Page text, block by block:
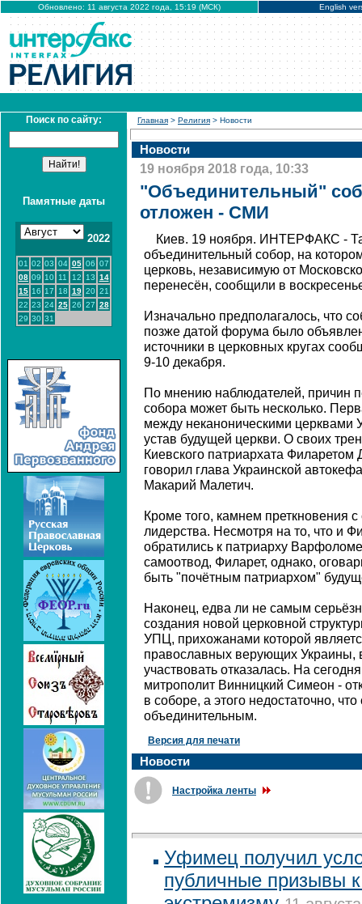
Обновлено: 11 августа 2022 года, 15:19 (МСК) English
Поиск по сайту:
Памятные даты
2022
01 02 03 04 05 06 07
08 09 10 11 12 13 14
15 16 17 18 19 20 21
22 23 24 25 26 27 28
29 30 31
Главная > Религия > Новости
Новости
19 ноября 2018 года, 10:33
"Объединительный"
отложен - СМИ
Киев. 19 ноября. ИНТЕРФАКС -
объединительный собор, на
церковь, независимую от
перенесён, сообщили в
Изначально предполагалось, что
позже датой форума было
источники в церковных кругах
9-10 декабря.
По мнению наблюдателей, причин
собора может быть несколько.
между неканоническими церквами
устав будущей церкви. О своих
Киевского патриархата Филаретом
говорил глава Украинской
Макарий Малетич.
Кроме того, камнем преткновения
лидерства. Несмотря на то, что и
обратились к патриарху
самоотвод, Филарет, однако,
быть "почётным патриархом"
Наконец, едва ли не самым
создания новой церковной
УПЦ, прихожанами которой
православных верующих Украины,
участвовать отказалась. На
митрополит Винницкий Симеон -
в соборе, а этого недостаточно,
объединительным.
Версия для печати
Новости
Настройка ленты
Уфимец получил
публичные призывы